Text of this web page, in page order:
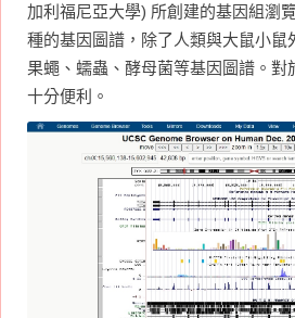
加利福尼亞大學) 所創建的基因組瀏
種的基因圖譜，除了人類與大鼠小鼠
果蠅、蠕蟲、酵母菌等基因圖譜。對
十分便利。